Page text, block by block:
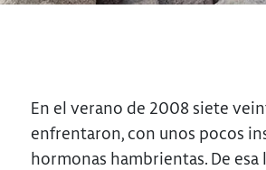
En el verano de 2008 siete
enfrentaron, con unos pocos
hormonas hambrientas. De